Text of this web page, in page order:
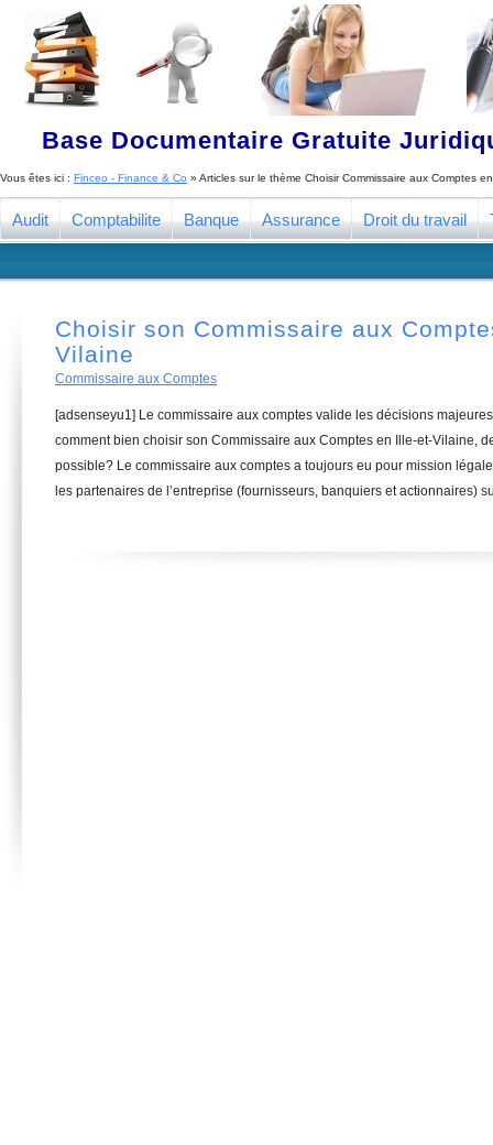
Base Documentaire Gratuite
Vous êtes ici : Finceo - Finance & Co » Articles sur le thème Choisir Commissaire aux Comptes
Audit Comptabilite Banque Assurance Droit du travail
Choisir son Commissaire aux
Vilaine
Commissaire aux Comptes
[adsenseyu1] Le commissaire aux comptes valide les décisions
comment bien choisir son Commissaire aux Comptes en Ille-et-Vilaine,
possible? Le commissaire aux comptes a toujours eu pour mission
les partenaires de l’entreprise (fournisseurs, banquiers et actionnaires)